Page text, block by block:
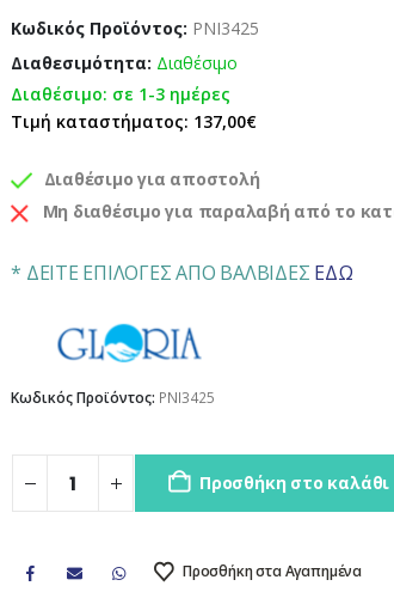
Κωδικός Προϊόντος: PNI3425
Διαθεσιμότητα: Διαθέσιμο
Διαθέσιμο: σε 1-3 ημέρες
Τιμή καταστήματος: 137,00€
Διαθέσιμο για αποστολή
Μη διαθέσιμο για παραλαβή από το
* ΔΕΙΤΕ ΕΠΙΛΟΓΕΣ ΑΠΟ ΒΑΛΒΙΔΕΣ ΕΔΩ
Κωδικός Προϊόντος: PNI3425
Προσθήκη στο καλάθι
Προσθήκη στα Αγαπημένα